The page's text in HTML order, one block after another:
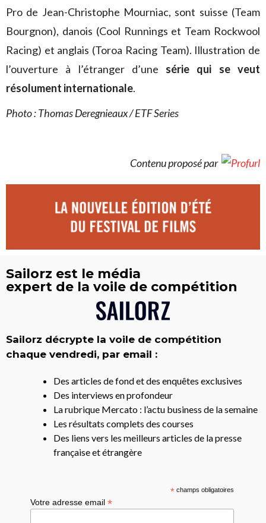
Pro de Jean-Christophe Mourniac, sont suisse (Team
Bourgnon), danois (Cool Runnings et Team Rockwool
Racing) et anglais (Toroa Racing Team). Illustration de
l’ouverture à l’étranger d’une série qui se veut
résolument internationale.
Photo : Thomas Deregnieaux / ETF Series
Contenu proposé par
Sailorz est le média
expert de la voile de compétition
Sailorz décrypte la voile de compétition
chaque vendredi, par email :
Des articles de fond et des enquêtes exclusives
Des interviews en profondeur
La rubrique Mercato : l’actu business de la semaine
Les résultats complets des courses
Des liens vers les meilleurs articles de la presse
française et étrangère
*champs obligatoires
Votre adresse email*